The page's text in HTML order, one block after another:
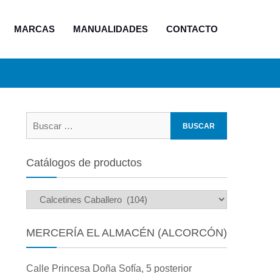
MARCAS MANUALIDADES CONTACTO
Catálogos de productos
MERCERÍA EL ALMACÉN (ALCORCÓN)
Calle Princesa Doña Sofía, 5 posterior